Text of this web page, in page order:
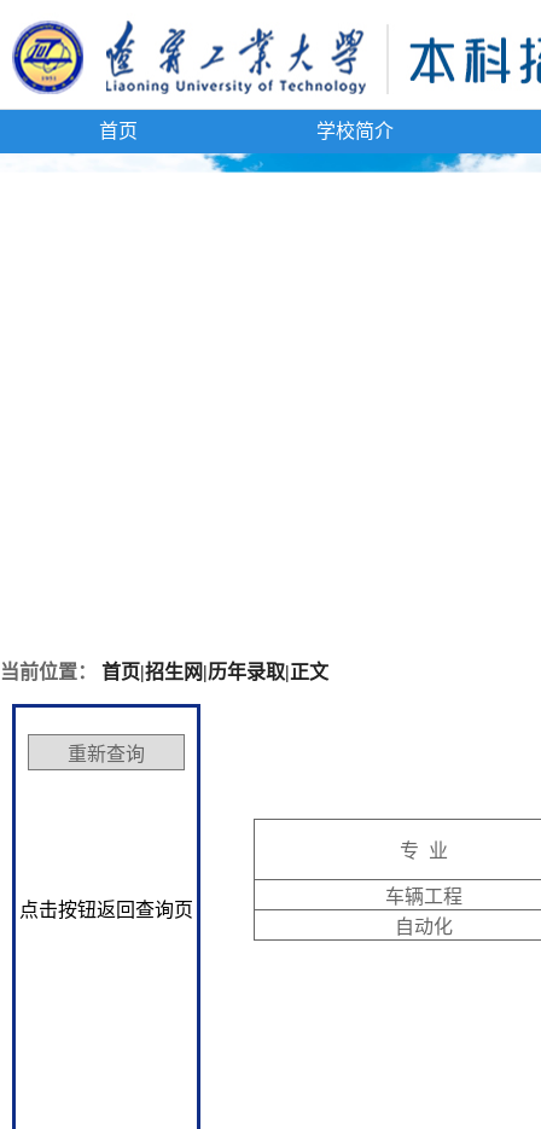
首页 学校简介
当前位置： 首页|招生网|历年录取|正文
点击按钮返回查询页
专 业
车辆工程
自动化